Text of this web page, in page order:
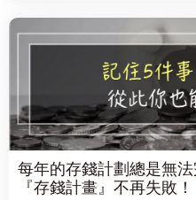
每年的存錢計劃總是無
『存錢計畫』不再失敗！